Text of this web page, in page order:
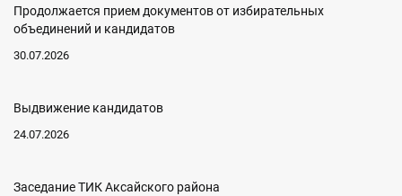
Продолжается прием документов от избирательных
объединений и кандидатов
30.07.2026
Выдвижение кандидатов
24.07.2026
Заседание ТИК Аксайского района